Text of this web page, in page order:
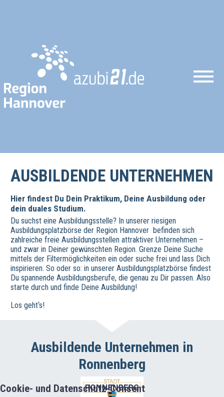
Cookie- und Datenschutz-Consent
AUSBILDENDE UNTERNEHMEN
Hier findest Du Dein Praktikum, Deine Ausbildung oder
dein duales Studium.
Du suchst eine Ausbildungsstelle? In unserer riesigen
Ausbildungsplatzbörse der Region Hannover befinden sich
zahlreiche freie Ausbildungsstellen attraktiver Unternehmen –
und zwar in Deiner gewünschten Region. Grenze Deine Suche
mittels der Filtermöglichkeiten ein oder suche frei und lass Dich
inspirieren. So oder so: in unserer Ausbildungsplatzbörse findest
Du spannende Ausbildungsberufe, die genau zu Dir passen. Also
starte durch und finde Deine Ausbildung!
Los geht‘s!
Ausbildende Unternehmen in
Ronnenberg